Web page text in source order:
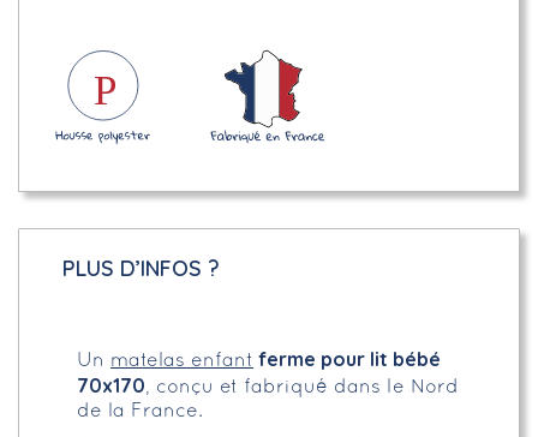
PLUS D’INFOS ?
Un matelas enfant ferme pour lit bébé
70x170, conçu et fabriqué dans le Nord
de la France.